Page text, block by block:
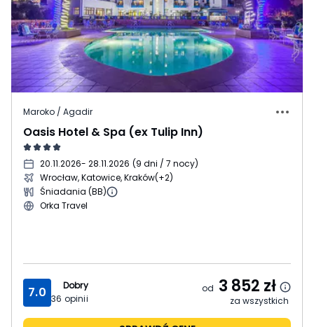
Maroko / Agadir
Oasis Hotel & Spa (ex Tulip Inn)
20.11.2026- 28.11.2026 (9 dni / 7 nocy)
Wrocław, Katowice, Kraków(+2)
Śniadania (BB)
Orka Travel
7.0
Dobry
36 opinii
od 3 852 zł
za wszystkich